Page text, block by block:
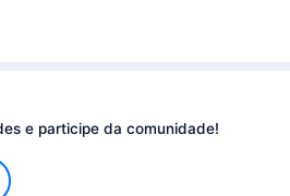
e participe da comunidade!